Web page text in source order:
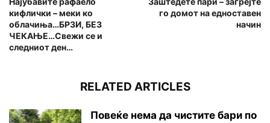
кифлички – меки ко
облачиња…БРЗИ, БЕЗ
ЧЕКАЊЕ…Свежи се и
следниот ден…
го домот на едноставен
начин
RELATED ARTICLES
Повеќе нема да чистите бари по